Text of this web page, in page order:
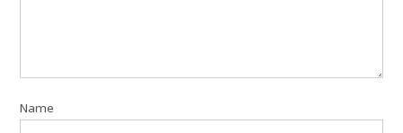
Name